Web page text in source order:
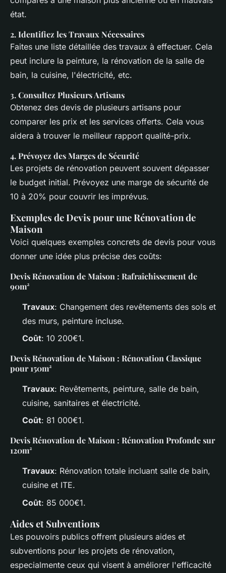
état.
2.Identifiez les Travaux Nécessaires
Faites une liste détaillée des travaux à effectuer. Cela
peut inclure la peinture, la rénovation de la salle de
bain, la cuisine, l'électricité, etc.
3.Consultez Plusieurs Artisans
Obtenez des devis de plusieurs artisans pour
comparer les prix et les services offerts. Cela vous
aidera à trouver le meilleur rapport qualité-prix.
4.Prévoyez des Marges de Sécurité
Les projets de rénovation peuvent souvent dépasser
le budget initial. Prévoyez une marge de sécurité de
10 à 20% pour couvrir les imprévus.
Exemples de Devis pour une Rénovation de
Maison
Voici quelques exemples concrets de devis pour vous
donner une idée plus précise des coûts:
Devis Rénovation de Maison : Rafraîchissement de
90m²
Travaux: Changement des revêtements des sols et
des murs, peinture incluse.
Coût: 10 200€1.
Devis Rénovation de Maison : Rénovation Classique
pour 150m²
Travaux: Revêtements, peinture, salle de bain,
cuisine, sanitaires et électricité.
Coût: 81 000€1.
Devis Rénovation de Maison : Rénovation Profonde sur
120m²
Travaux: Rénovation totale incluant salle de bain,
cuisine et ITE.
Coût: 85 000€1.
Aides et Subventions
Les pouvoirs publics offrent plusieurs aides et
subventions pour les projets de rénovation,
especialmente ceux qui visent à améliorer l'efficacité